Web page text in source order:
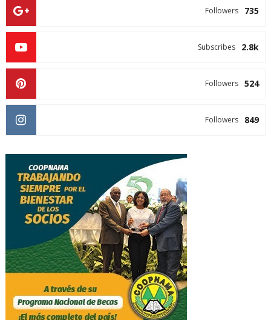
735
Followers
2.8k
Subscribes
524
Followers
849
Followers